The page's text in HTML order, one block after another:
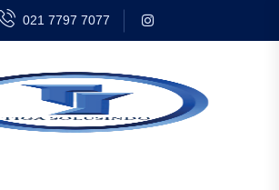
021 7797 7077